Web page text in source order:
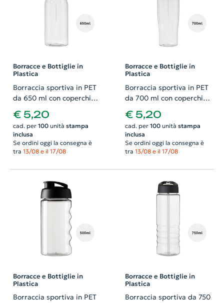
Borracce e Bottiglie in
Plastica
Borraccia sportiva in PET
da 650 ml con coperchio
a scatto
€ 5,20
cad. per 100unità stampa
inclusa
Se ordini oggi la consegna è
tra 13/08 e il 17/08
Borracce e Bottiglie in
Plastica
Borraccia sportiva in PET
da 700 ml con coperchio
a scatto
€ 5,20
cad. per 100unità stampa
inclusa
Se ordini oggi la consegna è
tra 13/08 e il 17/08
Borracce e Bottiglie in
Plastica
Borraccia sportiva in PET
Borracce e Bottiglie in
Plastica
Borraccia sportiva da 750